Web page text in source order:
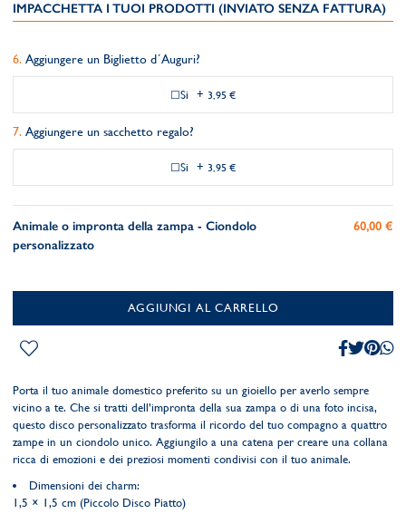
IMPACCHETTA I TUOI PRODOTTI (INVIATO SENZA FATTURA)
Aggiungere un Biglietto d´Auguri?
Si + 3,95 €
Aggiungere un sacchetto regalo?
Si + 3,95 €
Animale o impronta della zampa - Ciondolo
personalizzato
60,00 €
AGGIUNGI AL CARRELLO
Porta il tuo animale domestico preferito su un gioiello per averlo sempre
vicino a te. Che si tratti dell’impronta della sua zampa o di una foto incisa,
questo disco personalizzato trasforma il ricordo del tuo compagno a quattro
zampe in un ciondolo unico. Aggiungilo a una catena per creare una collana
ricca di emozioni e dei preziosi momenti condivisi con il tuo animale.
Dimensioni dei charm:
1,5 × 1,5 cm (Piccolo Disco Piatto)